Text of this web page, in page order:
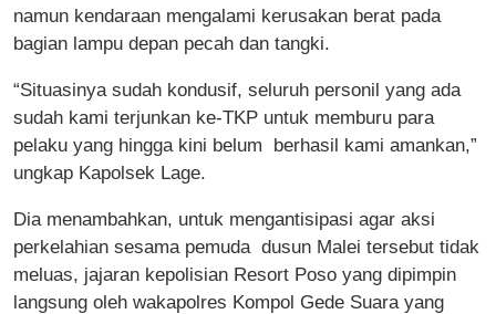
namun kendaraan mengalami kerusakan berat pada
bagian lampu depan pecah dan tangki.
“Situasinya sudah kondusif, seluruh personil yang ada
sudah kami terjunkan ke-TKP untuk memburu para
pelaku yang hingga kini belum berhasil kami amankan,”
ungkap Kapolsek Lage.
Dia menambahkan, untuk mengantisipasi agar aksi
perkelahian sesama pemuda dusun Malei tersebut tidak
meluas, jajaran kepolisian Resort Poso yang dipimpin
langsung oleh wakapolres Kompol Gede Suara yang